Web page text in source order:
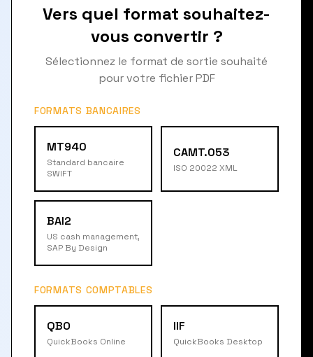
Vers quel format souhaitez-
vous convertir ?
Sélectionnez le format de sortie souhaité
pour votre fichier PDF
FORMATS BANCAIRES
MT940
Standard bancaire
SWIFT
CAMT.053
ISO 20022 XML
BAI2
US cash management,
SAP By Design
FORMATS COMPTABLES
QBO
QuickBooks Online
IIF
QuickBooks Desktop